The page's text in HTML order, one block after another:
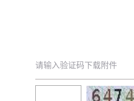
请输入验证码下载附件